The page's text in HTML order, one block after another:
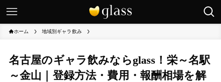
ホーム 地域別ギャラ飲み
名古屋のギャラ飲みならglass！栄～名駅
～金山｜登録方法・費用・報酬相場を解